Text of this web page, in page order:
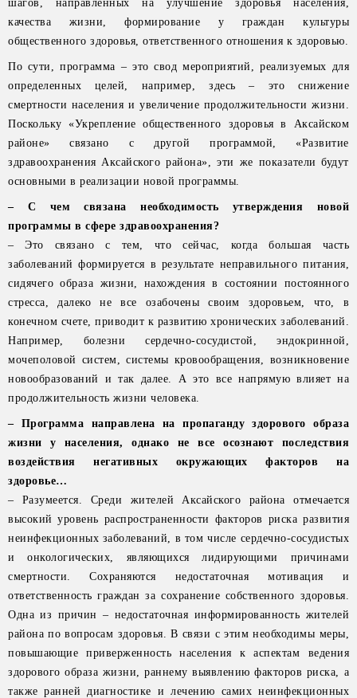
шагов, направленных на улучшение здоровья населения,
качества жизни, формирование у граждан культуры
общественного здоровья, ответственного отношения к здоровью.
По сути, программа – это свод мероприятий, реализуемых для
определенных целей, например, здесь – это снижение
смертности населения и увеличение продолжительности жизни.
Поскольку «Укрепление общественного здоровья в Аксайском
районе» связано с другой программой, «Развитие
здравоохранения Аксайского района», эти же показатели будут
основными в реализации новой программы.
– С чем связана необходимость утверждения новой
программы в сфере здравоохранения?
– Это связано с тем, что сейчас, когда большая часть
заболеваний формируется в результате неправильного питания,
сидячего образа жизни, нахождения в состоянии постоянного
стресса, далеко не все озабочены своим здоровьем, что, в
конечном счете, приводит к развитию хронических заболеваний.
Например, болезни сердечно-сосудистой, эндокринной,
мочеполовой систем, системы кровообращения, возникновение
новообразований и так далее. А это все напрямую влияет на
продолжительность жизни человека.
– Программа направлена на пропаганду здорового образа
жизни у населения, однако не все осознают последствия
воздействия негативных окружающих факторов на
здоровье…
– Разумеется. Среди жителей Аксайского района отмечается
высокий уровень распространенности факторов риска развития
неинфекционных заболеваний, в том числе сердечно-сосудистых
и онкологических, являющихся лидирующими причинами
смертности. Сохраняются недостаточная мотивация и
ответственность граждан за сохранение собственного здоровья.
Одна из причин – недостаточная информированность жителей
района по вопросам здоровья. В связи с этим необходимы меры,
повышающие приверженность населения к аспектам ведения
здорового образа жизни, раннему выявлению факторов риска, а
также ранней диагностике и лечению самих неинфекционных